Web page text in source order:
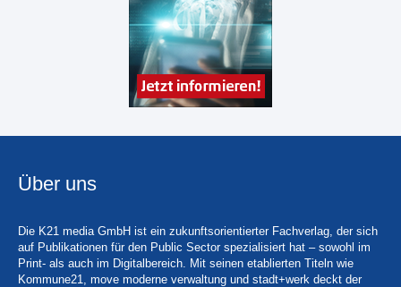
Über uns
Die K21 media GmbH ist ein zukunftsorientierter Fachverlag, der sich
auf Publikationen für den Public Sector spezialisiert hat – sowohl im
Print- als auch im Digitalbereich. Mit seinen etablierten Titeln wie
Kommune21, move moderne verwaltung und stadt+werk deckt der